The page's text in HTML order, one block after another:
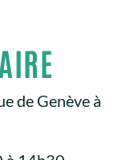
de Genève à